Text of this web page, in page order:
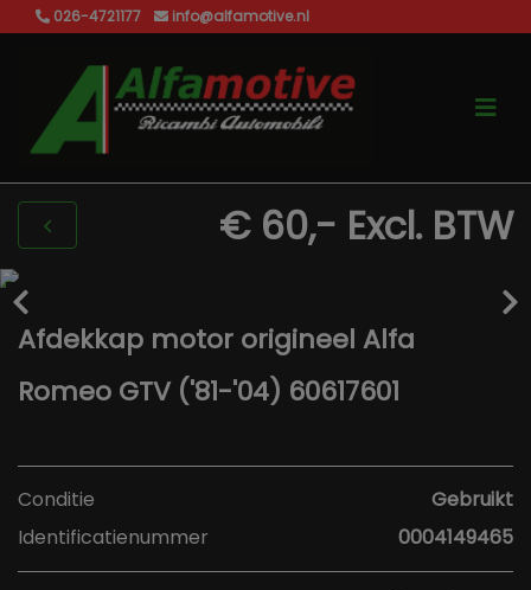
026-4721177 info@alfamotive.nl
€ 60,- Excl. BTW
Afdekkap motor origineel Alfa
Romeo GTV ('81-'04) 60617601
Conditie
Gebruikt
Identificatienummer
0004149465